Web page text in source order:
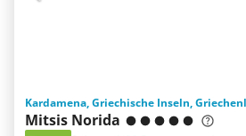
Kardamena, Griechische Inseln,
Mitsis Norida